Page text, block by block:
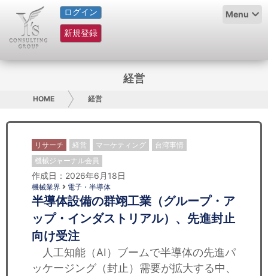
ログイン
新規登録
Menu
HOME
サービス紹介
グループ概要
お問い合わせ
日本人にPR
コンサルティング
リサーチ
セミナー
経営
HOME 経営
リサーチ 経営 マーケティング
台湾事情
機械ジャーナル会員
作成日：2026年6月18日
機械業界 電子・半導体
半導体設備の群翊工業（グループ・ア
ップ・インダストリアル）、先進封止
向け受注
人工知能（AI）ブームで半導体の先進パ
ッケージング（封止）需要が拡大する中、